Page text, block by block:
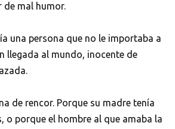
de mal humor.
una persona que no le importaba a
llegada al mundo, inocente de
de rencor. Porque su madre tenía
o porque el hombre al que amaba la